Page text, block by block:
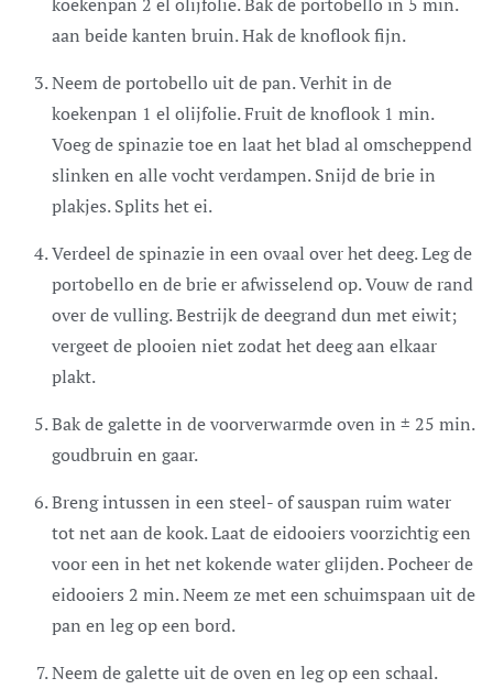
aan beide kanten bruin. Hak de knoflook fijn.
Neem de portobello uit de pan. Verhit in de
koekenpan 1 el olijfolie. Fruit de knoflook 1 min.
Voeg de spinazie toe en laat het blad al omscheppend
slinken en alle vocht verdampen. Snijd de brie in
plakjes. Splits het ei.
Verdeel de spinazie in een ovaal over het deeg. Leg de
portobello en de brie er afwisselend op. Vouw de rand
over de vulling. Bestrijk de deegrand dun met eiwit;
vergeet de plooien niet zodat het deeg aan elkaar
plakt.
Bak de galette in de voorverwarmde oven in ± 25 min.
goudbruin en gaar.
Breng intussen in een steel- of sauspan ruim water
tot net aan de kook. Laat de eidooiers voorzichtig een
voor een in het net kokende water glijden. Pocheer de
eidooiers 2 min. Neem ze met een schuimspaan uit de
pan en leg op een bord.
Neem de galette uit de oven en leg op een schaal.